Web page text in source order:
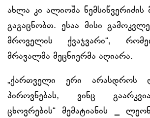
ახლა კი ალიოშა ნემსიწვერიძის
გაგაცნობთ. ესაა მისი
მროველის ქვაჯვარი“,
მრავალმა მეცნიერმა აღიარა.
„ქართველი ერი არასდროს
პიროვნებას, ვინც
ცხოვრების“ მემატიანის _